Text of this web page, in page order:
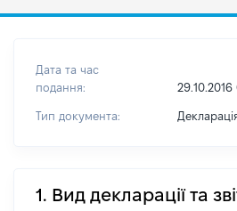
Дата та час
подання:
29.10.2016
Тип документа:
1. Вид декларації та